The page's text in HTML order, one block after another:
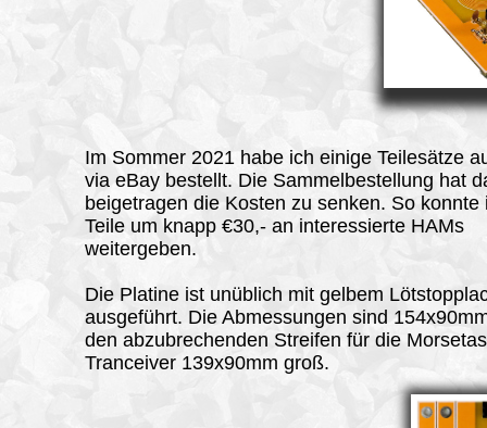
Im Sommer 2021 habe ich einige Teilesätze
via eBay bestellt. Die Sammelbestellung hat
beigetragen die Kosten zu senken. So konnte
Teile um knapp €30,- an interessierte HAMs
weitergeben.
Die Platine ist unüblich mit gelbem
ausgeführt. Die Abmessungen sind
den abzubrechenden Streifen für die
Tranceiver 139x90mm groß.